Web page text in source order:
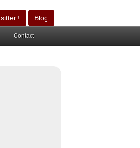
! Blog
Contact